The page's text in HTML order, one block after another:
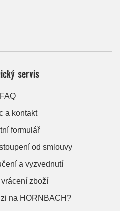
servis
FAQ
a kontakt
formulář
od smlouvy
a vyzvednutí
vrácení zboží
na HORNBACH?